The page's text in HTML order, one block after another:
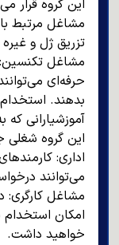
این گروه قرار
مشاغل مرتبط
تزریق ژل و
مشاغل
حرفه‌ای
بدهند.
آموزشیارانی
این گروه شغلی
اداری:
می‌توانند
مشاغل کارگری:
امکان استخدام
خواهید داشت.